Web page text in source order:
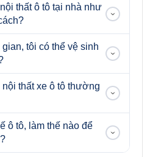
thất ô tô tại nhà như
tôi có thể vệ sinh
thất xe ô tô thường
ô tô, làm thế nào để